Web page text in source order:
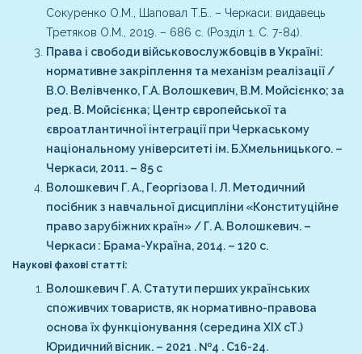
Сокуренко О.М., Шаповал Т.Б.. – Черкаси: видавець
Третяков О.М., 2019. – 686 с. (Розділ 1. С. 7-84).
Права і свободи військовослужбовців в Україні:
нормативне закріплення та механізм реалізації /
В.О. Велівченко, Г.А. Волошкевич, В.М. Мойсієнко; за
ред. В. Мойсієнка; Центр європейської та
євроатлантичної інтеграції при Черкаському
національному університеті ім. Б.Хмельницького. –
Черкаси, 2011. – 85 с
Волошкевич Г. А., Георгізова І. Л. Методичний
посібник з навчальної дисципліни «Конституційне
право зарубіжних країн» / Г. А. Волошкевич. –
Черкаси : Брама-Україна, 2014. – 120 с.
Наукові фахові статті:
Волошкевич Г. А. Статути перших українських
споживчих товариств, як нормативно-правова
основа їх функціонування (середина ХІХ сТ.)
Юридичний вісник. – 2021 . №4 . С16-24.